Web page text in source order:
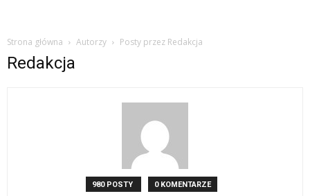
Strona główna Autorzy Posty przez Redakcja
Redakcja
980 POSTY 0 KOMENTARZE